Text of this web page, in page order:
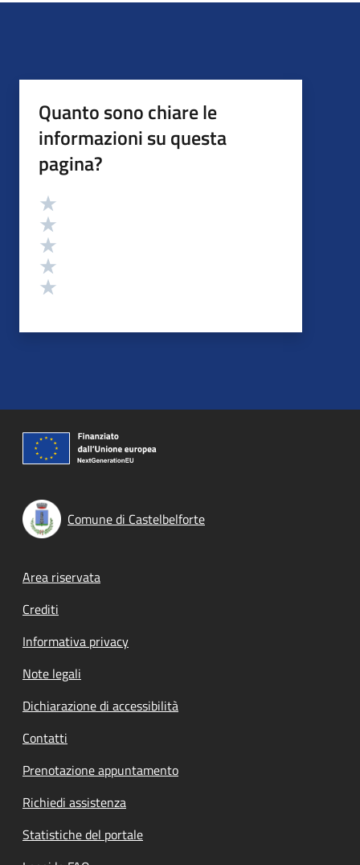
Quanto sono chiare le
informazioni su questa
pagina?
Valutazione
Comune di Castelbelforte
Footer menu
Area riservata
Crediti
Informativa privacy
Note legali
Dichiarazione di accessibilità
Contatti
Prenotazione appuntamento
Richiedi assistenza
Statistiche del portale